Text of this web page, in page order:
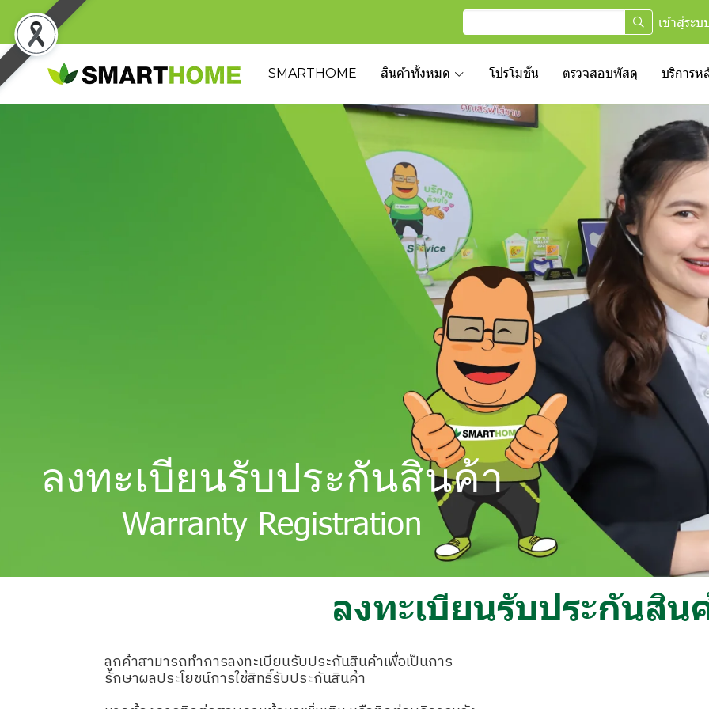
เข้าสู่ระบ
SMARTHOME สินค้าทั้งหมด โปรโมชั่น ตรวจสอบพัสดุ บริการห
ลงทะเบียนรับประกันสินค้า
Warranty Registration
ลงทะเบียนรับประกันสิน
ลูกค้าสามารถทำการลงทะเบียนรับประกันสินค้าเพื่อเป็นการ
รักษาผลประโยชน์การใช้สิทธิ์รับประกันสินค้า